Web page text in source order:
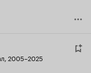
2005–2025